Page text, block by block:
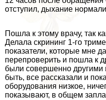
отступил, дыхание
Пошла к этому врачу, так
Делала скрининг 1-го
показатели, которые мне
перепроверить и пошла к
были совершенно другими
быть, все рассказали и
оборудования низкое,
показывают, в общем